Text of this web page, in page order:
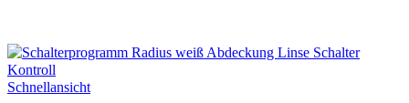
Schnellansicht